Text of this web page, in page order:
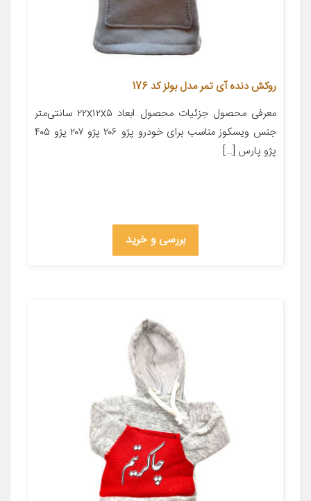
روکش دنده آی تمر مدل بولز کد 176
معرفی محصول جزئیات محصول ابعاد ۲۲x۱۲x۵ سانتی‌متر
جنس ویسکوز مناسب برای خودرو پژو ۲۰۶ پژو ۲۰۷ پژو ۴۰۵
پژو پارس […]
بررسی و خرید